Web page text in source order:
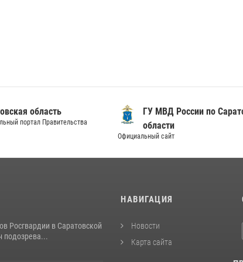
область
портал Правительства
ГУ МВД России по
области
Официальный сайт
Росгвардии в Саратовской
подозрева...
НАВИГАЦИЯ
Новости
Карта сайта